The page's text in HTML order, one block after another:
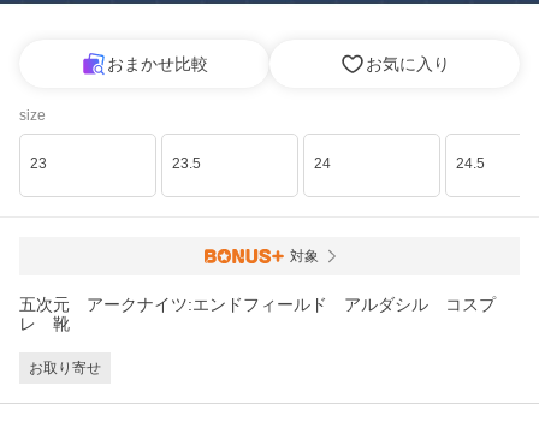
おまかせ比較 お気に入り
size
23 23.5 24 24.5
対象
五次元 アークナイツ:エンドフィールド アルダシル コスプ
レ 靴
お取り寄せ